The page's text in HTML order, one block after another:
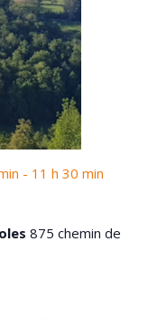
- 11 h 30 min
875 chemin de